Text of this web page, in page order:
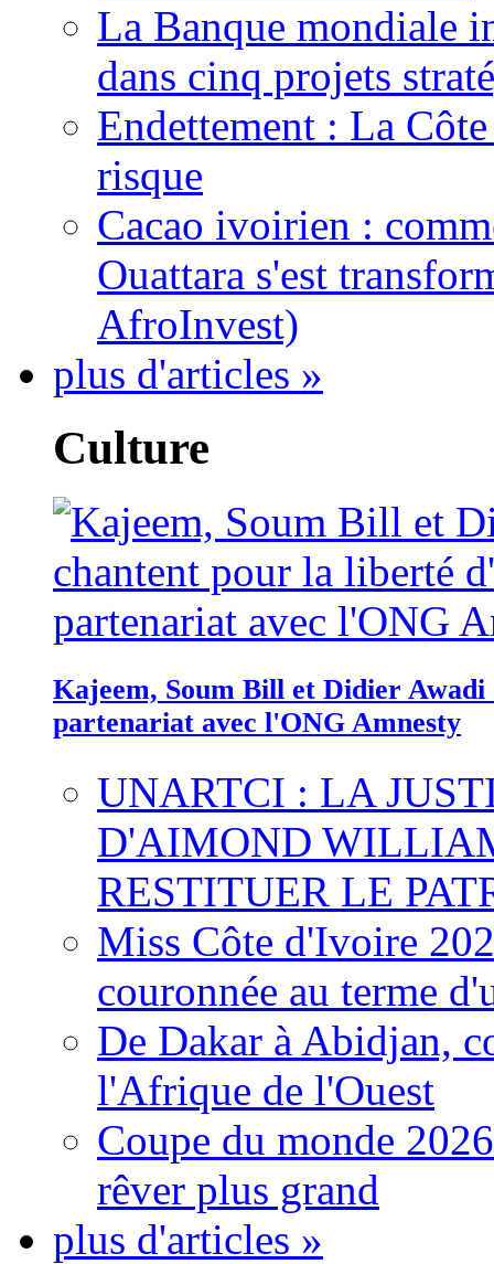
La Banque mondiale
dans cinq projets
Endettement : La
risque
Cacao ivoirien :
Ouattara s'est
AfroInvest)
plus d'articles »
Culture
Kajeem, Soum Bill et Didier
partenariat avec l'ONG Amnesty
UNARTCI : LA
D'AIMOND
RESTITUER LE
Miss Côte d'Ivoire
couronnée au terme
De Dakar à Abidjan,
l'Afrique de l'Ouest
Coupe du monde
rêver plus grand
plus d'articles »